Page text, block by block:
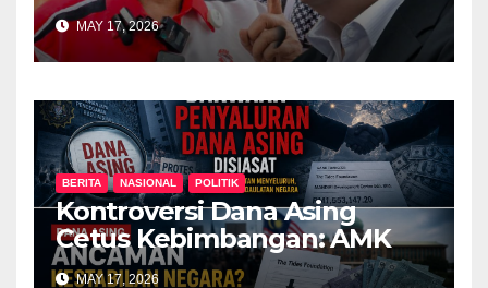
khianat negara
MAY 17, 2026
BERITA NASIONAL POLITIK
Kontroversi Dana Asing
Cetus Kebimbangan: AMK
Desak Siasatan Menyeluruh
MAY 17, 2026